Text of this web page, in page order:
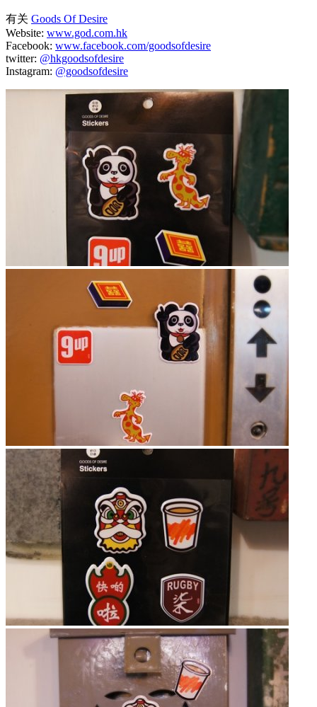
有关 Goods Of Desire
Website: www.god.com.hk
Facebook: www.facebook.com/goodsofdesire
twitter: @hkgoodsofdesire
Instagram: @goodsofdesire